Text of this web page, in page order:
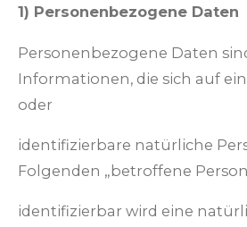
1) Personenbezogene Daten
Personenbezogene Daten
Informationen, die sich auf
oder
identifizierbare natürliche
Folgenden „betroffene
identifizierbar wird eine